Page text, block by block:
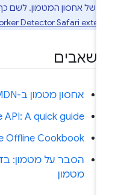
של אחסון המטמון. לשם כך,
Worker Detector Safari
אחסון מטמון ב-MDN
API: A quick guide
The Offline Cookbook
הסבר על מטמון:
מטמון